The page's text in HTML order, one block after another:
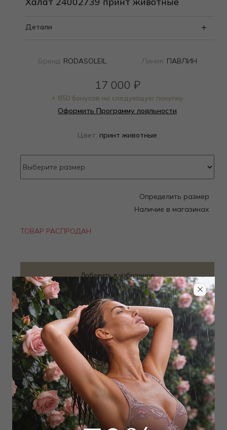
Дополнить образ
Детали
Бренд: RODASOLEIL Линия: ПАВЛИН
17 000 ₽
+ 850 бонусов на следующую покупку
Оформить Программу лояльности
Цвет: принт животные
Определить размер
Наличие в магазинах
ТОВАР РАСПРОДАН
Добавить в избранное
Забронировать в магазине